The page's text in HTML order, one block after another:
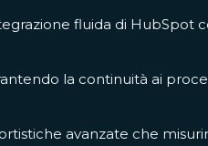
fluida di HubSpot
la continuità ai
avanzate che